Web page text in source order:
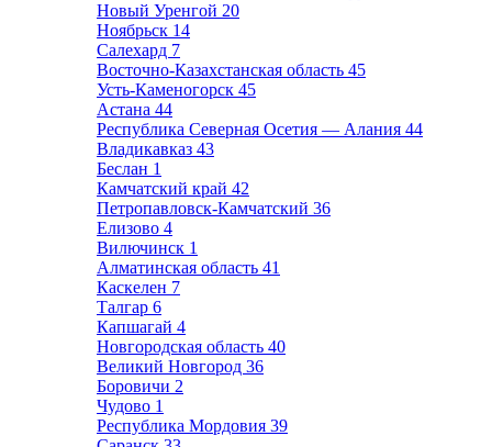
Новый Уренгой 20
Ноябрьск 14
Салехард 7
Восточно-Казахстанская область 45
Усть-Каменогорск 45
Астана 44
Республика Северная Осетия — Алания 44
Владикавказ 43
Беслан 1
Камчатский край 42
Петропавловск-Камчатский 36
Елизово 4
Вилючинск 1
Алматинская область 41
Каскелен 7
Талгар 6
Капшагай 4
Новгородская область 40
Великий Новгород 36
Боровичи 2
Чудово 1
Республика Мордовия 39